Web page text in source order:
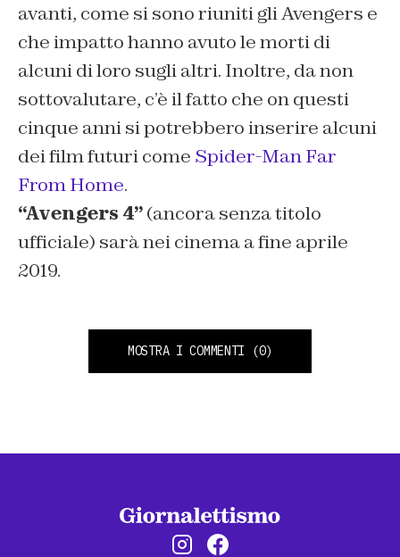
avanti, come si sono riuniti gli Avengers e
che impatto hanno avuto le morti di
alcuni di loro sugli altri. Inoltre, da non
sottovalutare, c’è il fatto che on questi
cinque anni si potrebbero inserire alcuni
dei film futuri come Spider-Man Far
From Home.
“Avengers 4”(ancora senza titolo
ufficiale) sarà nei cinema a fine aprile
2019.
MOSTRA I COMMENTI (0)